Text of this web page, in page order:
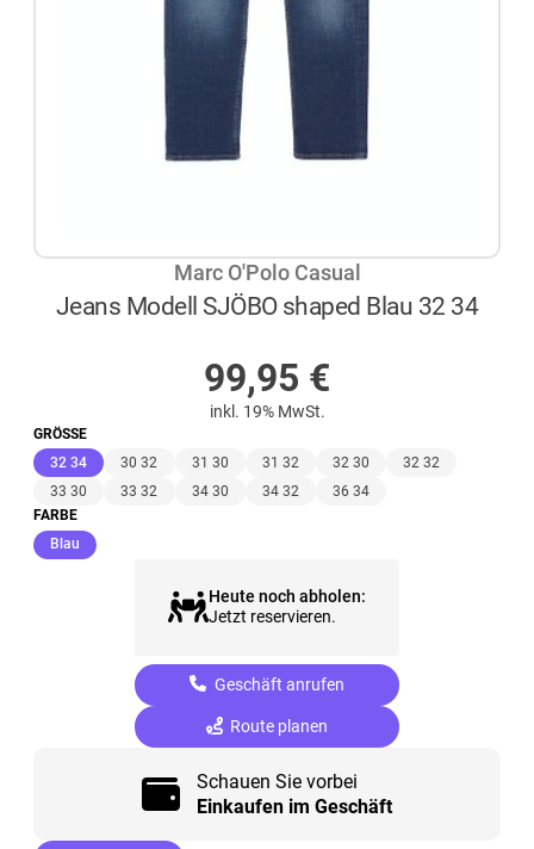
Marc O'Polo Casual
Jeans Modell SJÖBO shaped Blau 32 34
99,95 €
inkl. 19% MwSt.
GRÖSSE
32 34(ausgewählt)
30 32 31 30 31 32 32 30
32 32
33 30
33 32 34 30 34 32
36 34
FARBE
Blau (ausgewählt)
Heute noch abholen:
Jetzt reservieren.
Geschäft anrufen
Route planen
Schauen Sie vorbei
Einkaufen im Geschäft